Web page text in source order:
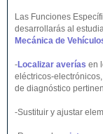
Las Funciones
desarrollarás al
Mecánica de
-Localizar averías en
eléctricos-
de diagnóstico
-Sustituir y ajustar